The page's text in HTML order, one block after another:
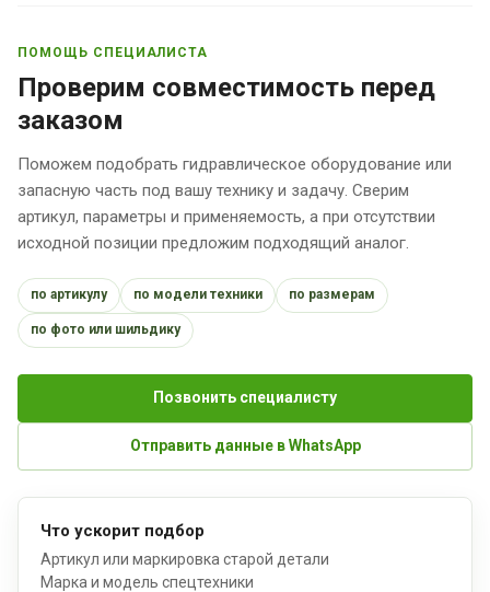
ПОМОЩЬ СПЕЦИАЛИСТА
Проверим совместимость перед
заказом
Поможем подобрать гидравлическое оборудование или
запасную часть под вашу технику и задачу. Сверим
артикул, параметры и применяемость, а при отсутствии
исходной позиции предложим подходящий аналог.
по артикулу по модели техники по размерам
по фото или шильдику
Позвонить специалисту
Отправить данные в WhatsApp
Что ускорит подбор
Артикул или маркировка старой детали
Марка и модель спецтехники